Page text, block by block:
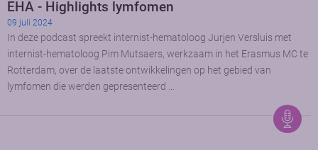
EHA - Highlights lymfomen
09 juli 2024
In deze podcast spreekt internist-hematoloog Jurjen Versluis met
internist-hematoloog Pim Mutsaers, werkzaam in het Erasmus MC te
Rotterdam, over de laatste ontwikkelingen op het gebied van
lymfomen die werden gepresenteerd …